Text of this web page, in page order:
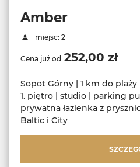
Amber
miejsc: 2
Cena już od 252,00 zł
Sopot Górny | 1 km do
1. piętro | studio | parking
prywatna łazienka z
Baltic i City